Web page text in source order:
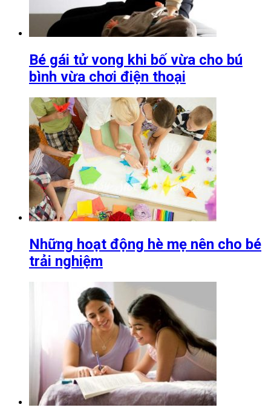
Bé gái tử vong khi bố vừa cho bú
bình vừa chơi điện thoại
Những hoạt động hè mẹ nên cho bé
trải nghiệm